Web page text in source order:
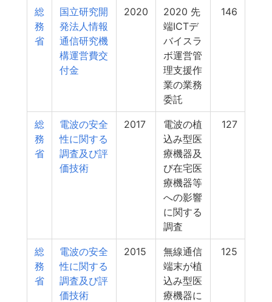
総
務
省
国立研究開
発法人情報
通信研究機
構運営費交
付金
2020
2020 先
端ICTデ
バイスラ
ボ運営管
理支援作
業の業務
委託
146
総
務
省
電波の安全
性に関する
調査及び評
価技術
2017
電波の植
込み型医
療機器及
び在宅医
療機器等
への影響
に関する
調査
127
総
務
省
電波の安全
性に関する
調査及び評
価技術
2015
無線通信
端末が植
込み型医
療機器に
125